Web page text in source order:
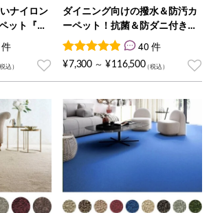
ナイロン
ット『AR
づく5段階評価のうち、4.89 点
ーモード
ダイニング向けの撥水＆防汚カ
ーペット！抗菌＆防ダニ付き絨
毯『NEWMORD/ニューモー
ド』
40
件の利用者評価に基づく5段
40 件
¥ 7,300 ～ ¥116,500